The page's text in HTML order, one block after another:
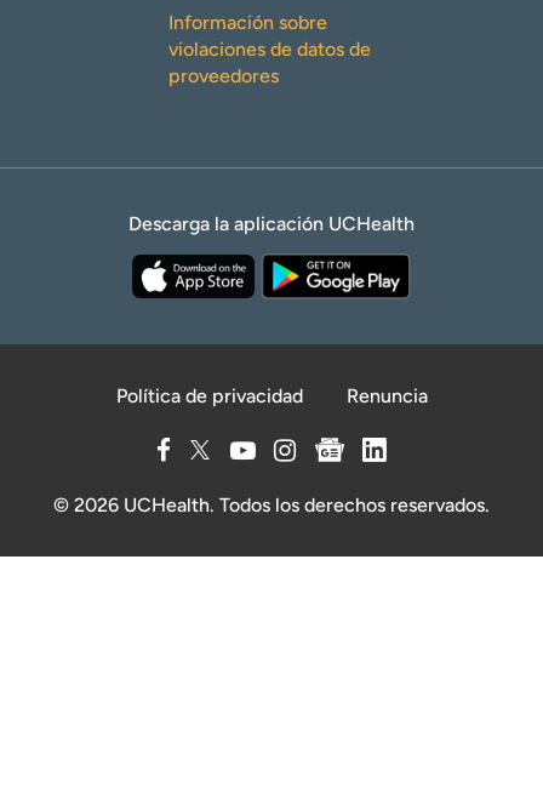
Información sobre
violaciones de datos de
proveedores
Descarga la aplicación UCHealth
Política de privacidad Renuncia
© 2026 UCHealth. Todos los derechos reservados.